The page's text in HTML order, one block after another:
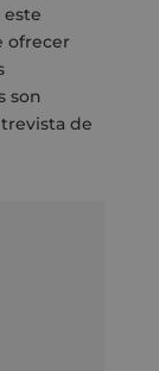
ofrecer
son
de